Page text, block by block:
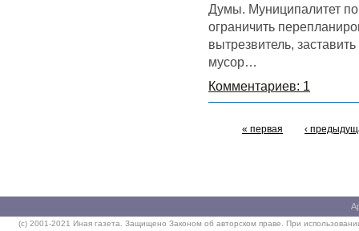
Думы. Муниципалитет
ограничить
вытрезвитель,
мусор…
Комментариев: 1
« первая ‹
(c) 2001-2021 Иная газета. Защищено Законом об авторском праве. При